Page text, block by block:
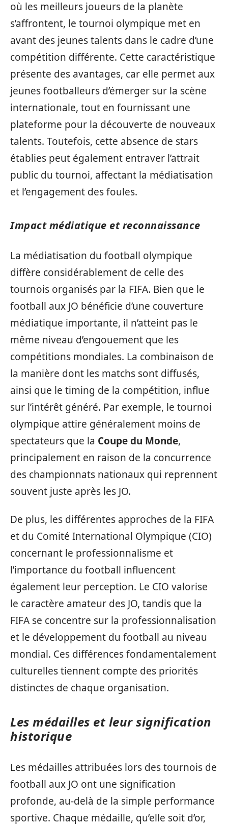
où les meilleurs joueurs de la planète
s’affrontent, le tournoi olympique met en
avant des jeunes talents dans le cadre d’une
compétition différente. Cette caractéristique
présente des avantages, car elle permet aux
jeunes footballeurs d’émerger sur la scène
internationale, tout en fournissant une
plateforme pour la découverte de nouveaux
talents. Toutefois, cette absence de stars
établies peut également entraver l’attrait
public du tournoi, affectant la médiatisation
et l’engagement des foules.
Impact médiatique et reconnaissance
La médiatisation du football olympique
diffère considérablement de celle des
tournois organisés par la FIFA. Bien que le
football aux JO bénéficie d’une couverture
médiatique importante, il n’atteint pas le
même niveau d’engouement que les
compétitions mondiales. La combinaison de
la manière dont les matchs sont diffusés,
ainsi que le timing de la compétition, influe
sur l’intérêt généré. Par exemple, le tournoi
olympique attire généralement moins de
spectateurs que la Coupe du Monde,
principalement en raison de la concurrence
des championnats nationaux qui reprennent
souvent juste après les JO.
De plus, les différentes approches de la FIFA
et du Comité International Olympique (CIO)
concernant le professionnalisme et
l’importance du football influencent
également leur perception. Le CIO valorise
le caractère amateur des JO, tandis que la
FIFA se concentre sur la professionnalisation
et le développement du football au niveau
mondial. Ces différences fondamentalement
culturelles tiennent compte des priorités
distinctes de chaque organisation.
Les médailles et leur signification
historique
Les médailles attribuées lors des tournois de
football aux JO ont une signification
profonde, au-delà de la simple performance
sportive. Chaque médaille, qu’elle soit d’or,